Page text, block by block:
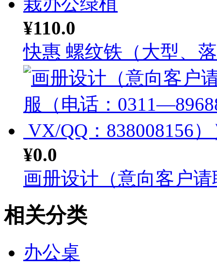
¥110.0
快惠 螺纹铁（大型、
¥0.0
画册设计（意向客户请
相关分类
办公桌